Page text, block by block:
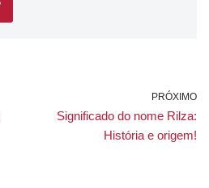
PRÓXIMO
Significado do nome Rilza:
História e origem!